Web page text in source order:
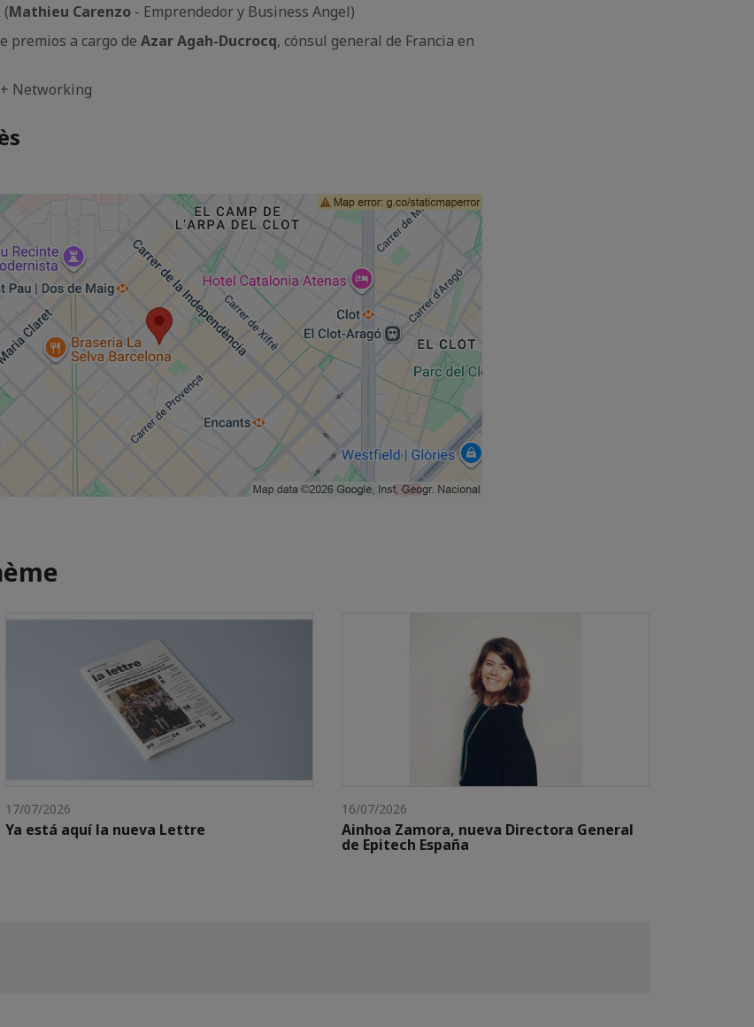
(Mathieu Carenzo - Emprendedor y Business Angel)
premios a cargo de Azar Agah-Ducrocq, cónsul general de Francia en
+ Networking
17/07/2026
Ya está aquí la nueva Lettre
16/07/2026
Ainhoa Zamora, nueva Directora General
de Epitech España